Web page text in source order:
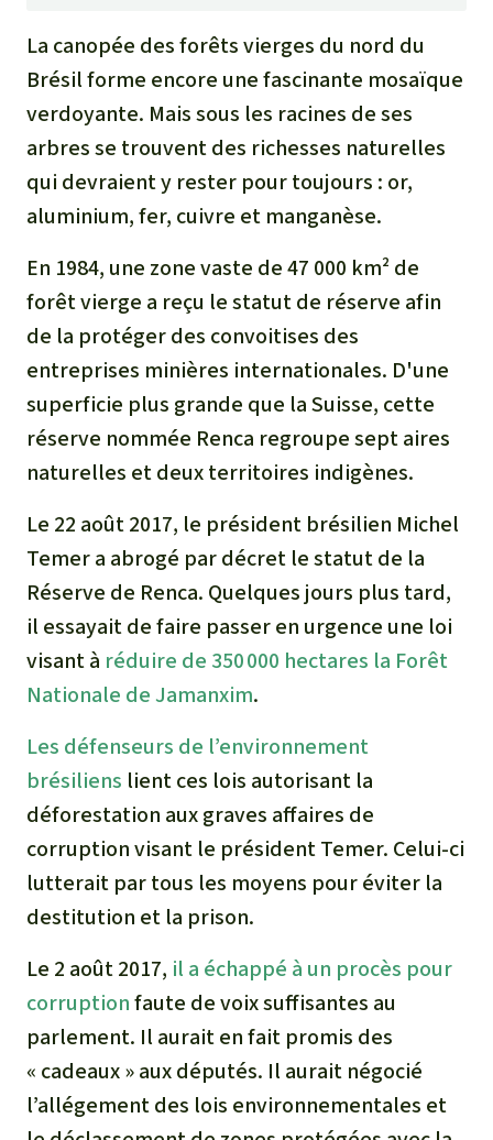
Le ciment et le béton
Les routes
La canopée des forêts vierges du nord du
Brésil forme encore une fascinante mosaïque
verdoyante. Mais sous les racines de ses
arbres se trouvent des richesses naturelles
qui devraient y rester pour toujours : or,
aluminium, fer, cuivre et manganèse.
En 1984, une zone vaste de 47 000 km² de
forêt vierge a reçu le statut de réserve afin
de la protéger des convoitises des
entreprises minières internationales. D'une
superficie plus grande que la Suisse, cette
réserve nommée Renca regroupe sept aires
naturelles et deux territoires indigènes.
Le 22 août 2017, le président brésilien Michel
Temer a abrogé par décret le statut de la
Réserve de Renca. Quelques jours plus tard,
il essayait de faire passer en urgence une loi
visant à réduire de 350 000 hectares la Forêt
Nationale de Jamanxim.
Les défenseurs de l’environnement
brésiliens lient ces lois autorisant la
déforestation aux graves affaires de
corruption visant le président Temer. Celui-ci
lutterait par tous les moyens pour éviter la
destitution et la prison.
Le 2 août 2017, il a échappé à un procès pour
corruptionfaute de voix suffisantes au
parlement. Il aurait en fait promis des
« cadeaux » aux députés. Il aurait négocié
l’allégement des lois environnementales et